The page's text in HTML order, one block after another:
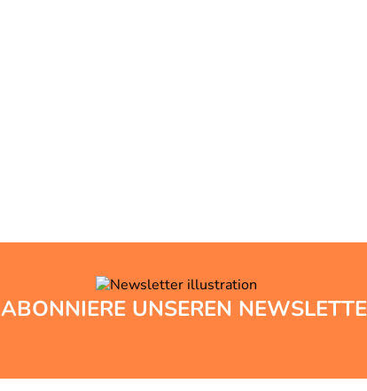
ABONNIERE UNSEREN